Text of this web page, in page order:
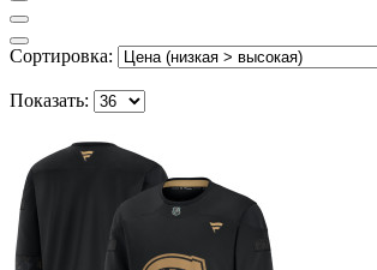
Сортировка:
Показать: